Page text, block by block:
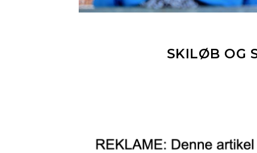
SKILØB OG